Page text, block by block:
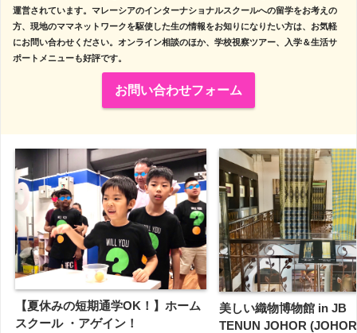
運営されています。マレーシアのインターナショナルスクールへの留学をお考えの
方、現地のママネットワークを駆使した生の情報をお知りになりたい方は、お気軽
にお問い合わせください。オンライン相談のほか、学校視察ツアー、入学＆生活サ
ポートメニューも好評です。
お問い合わせフォーム
【夏休みの短期通学OK！】ホーム
スクール ・アゲイン！
美しい織物博物館 in JB
TENUN JOHOR (JOHOR